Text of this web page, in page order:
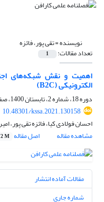
نویسنده =تقی پور، فائزه
تعداد مقالات: 1
اهمیت و نقش شبکه‌های
الکترونیکی (B2C)
دوره 18، شماره 2، تابستان 1400، صفحه
10.48301/kssa.2021.130158
احسان فولادی کیا، فائزه تقی پور،
مشاهده مقاله
اصل مقاله M
مقالات آماده انتشار
شماره جاری